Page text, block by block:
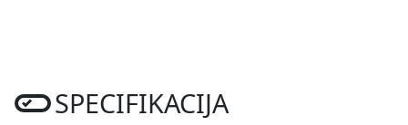
SPECIFIKACIJA